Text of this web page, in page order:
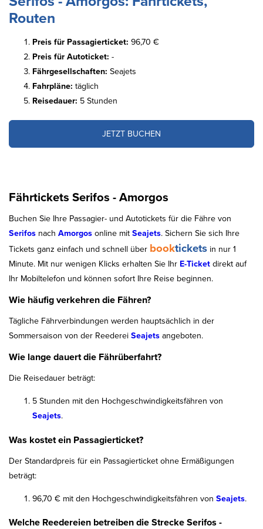
Routen
Preis für Passagierticket: 96,70 €
Preis für Autoticket: -
Fährgesellschaften: Seajets
Fahrpläne: täglich
Reisedauer: 5 Stunden
JETZT BUCHEN
Fährtickets Serifos - Amorgos
Buchen Sie Ihre Passagier- und Autotickets für die Fähre von
Serifos nach Amorgos online mit Seajets. Sichern Sie sich Ihre
Tickets ganz einfach und schnell über booktickets in nur 1
Minute. Mit nur wenigen Klicks erhalten Sie Ihr E-Ticket direkt auf
Ihr Mobiltelefon und können sofort Ihre Reise beginnen.
Wie häufig verkehren die Fähren?
Tägliche Fährverbindungen werden hauptsächlich in der
Sommersaison von der Reederei Seajets angeboten.
Wie lange dauert die Fährüberfahrt?
Die Reisedauer beträgt:
5 Stunden mit den Hochgeschwindigkeitsfähren von
Seajets.
Was kostet ein Passagierticket?
Der Standardpreis für ein Passagierticket ohne Ermäßigungen
beträgt:
96,70 € mit den Hochgeschwindigkeitsfähren von Seajets.
Welche Reedereien betreiben die Strecke Serifos -